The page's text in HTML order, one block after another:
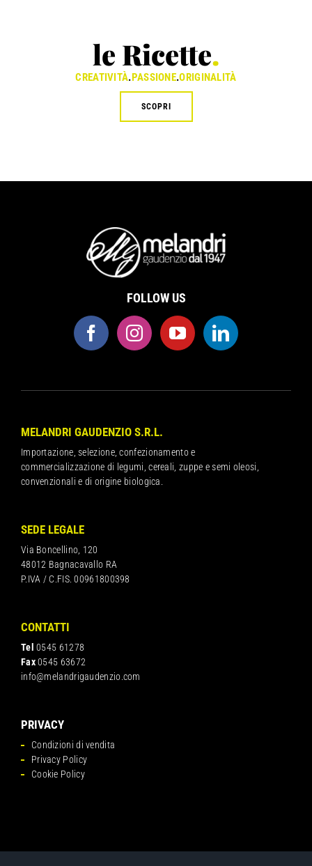
le Ricette.
CREATIVITÀ.PASSIONE.ORIGINALITÀ
SCOPRI
FOLLOW US
MELANDRI GAUDENZIO S.R.L.
Importazione, selezione, confezionamento e
commercializzazione di legumi, cereali, zuppe e semi oleosi,
convenzionali e di origine biologica.
SEDE LEGALE
Via Boncellino, 120
48012 Bagnacavallo RA
P.IVA / C.FIS. 00961800398
CONTATTI
Tel 0545 61278
Fax0545 63672
info@melandrigaudenzio.com
PRIVACY
Condizioni di vendita
Privacy Policy
Cookie Policy